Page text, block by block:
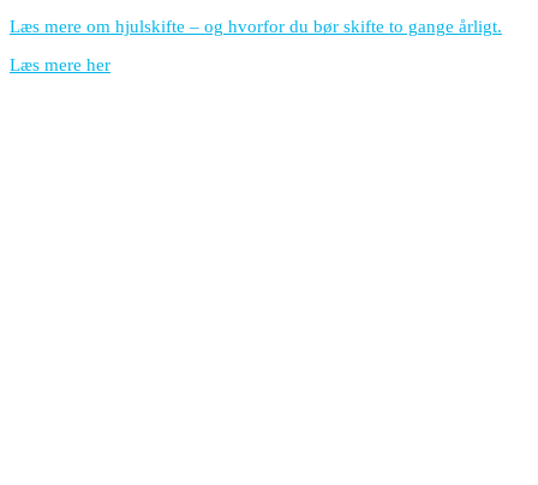
Læs mere om hjulskifte – og hvorfor du bør skifte to gange årligt.
Læs mere her